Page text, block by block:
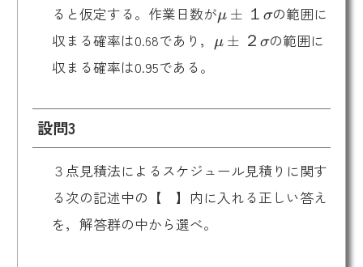
ると仮定する。作業日数がμ±１
σ
μ ± １ σの範囲に
収まる確率は0.68であり， μ±２
σ
μ ± ２ σの範囲に
収まる確率は0.95である。
設問3
３点見積法によるスケジュール見積りに関す
る次の記述中の【 】内に入れる正しい答え
を，解答群の中から選べ。